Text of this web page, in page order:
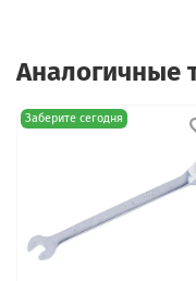
Аналогичные
Заберите сегодня